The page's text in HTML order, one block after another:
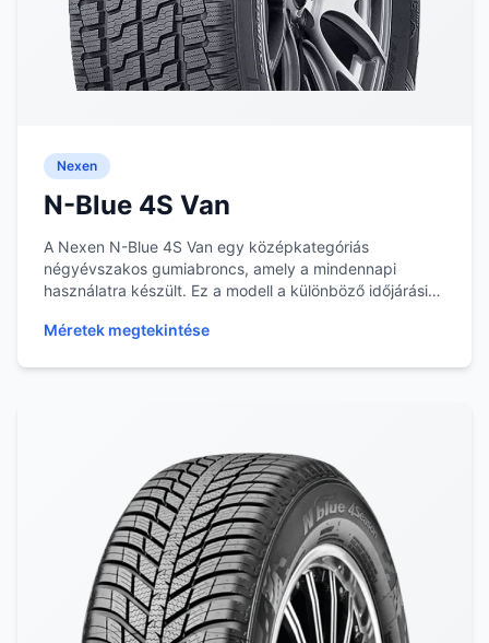
Nexen
N-Blue 4S Van
A Nexen N-Blue 4S Van egy középkategóriás
négyévszakos gumiabroncs, amely a mindennapi
használatra készült. Ez a modell a különböző időjárási
Méretek megtekintése